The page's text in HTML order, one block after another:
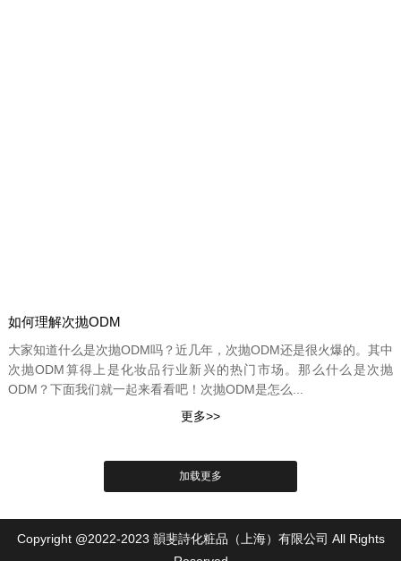
如何理解次抛ODM
大家知道什么是次抛ODM吗？近几年，次抛ODM还是很火爆的。其中
次抛ODM算得上是化妆品行业新兴的热门市场。那么什么是次抛
ODM？下面我们就一起来看看吧！次抛ODM是怎么...
Copyright @2022-2023 韻斐詩化粧品（上海）有限公司 All Rights